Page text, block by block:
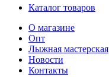
Каталог товаров
О магазине
Опт
Лыжная мастерская
Новости
Контакты